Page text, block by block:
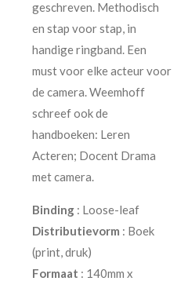
geschreven. Methodisch
en stap voor stap, in
handige ringband. Een
must voor elke acteur voor
de camera. Weemhoff
schreef ook de
handboeken: Leren
Acteren; Docent Drama
met camera.
Binding : Loose-leaf
Distributievorm : Boek
(print, druk)
Formaat : 140mm x